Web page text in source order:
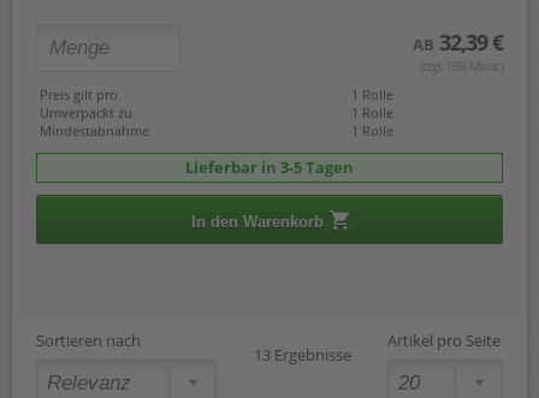
AB 32,39 €
(zzgl. 19% Mwst.)
Preis gilt pro
1 Rolle
Umverpackt zu
1 Rolle
Mindestabnahme
1 Rolle
Lieferbar in 3-5 Tagen
In den Warenkorb
Sortieren nach
13 Ergebnisse
Artikel pro Seite